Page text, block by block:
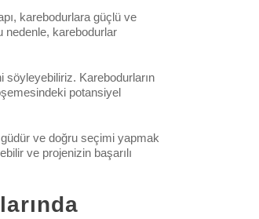
karebodurlara güçlü ve
nedenle, karebodurlar
söyleyebiliriz. Karebodurların
potansiyel
ve doğru seçimi yapmak
ve projenizin başarılı